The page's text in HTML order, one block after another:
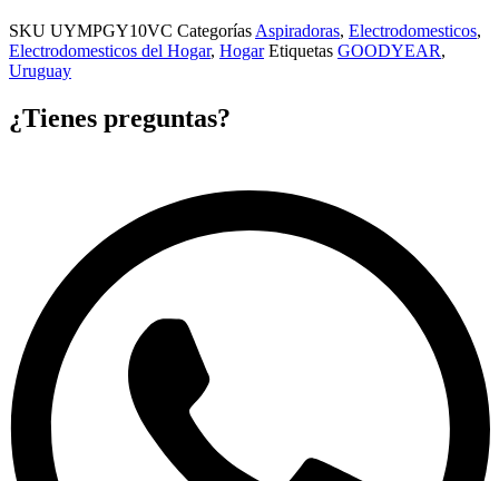
SKU UYMPGY10VC Categorías Aspiradoras, Electrodomesticos,
Electrodomesticos del Hogar, Hogar Etiquetas GOODYEAR,
Uruguay
¿Tienes preguntas?